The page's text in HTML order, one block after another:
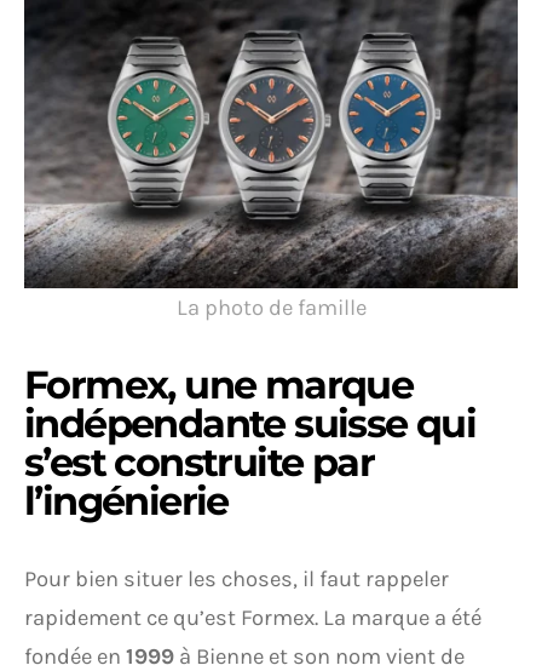
La photo de famille
Formex, une marque
indépendante suisse qui
s’est construite par
l’ingénierie
Pour bien situer les choses, il faut rappeler
rapidement ce qu’est Formex. La marque a été
fondée en 1999 à Bienne et son nom vient de